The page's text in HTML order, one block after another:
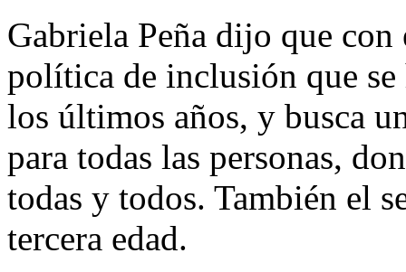
Gabriela Peña dijo que con
política de inclusión que
los últimos años, y busca
para todas las personas,
todas y todos. También el
tercera edad.